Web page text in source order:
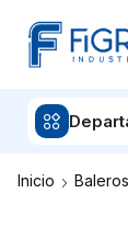
Inicio Baleros